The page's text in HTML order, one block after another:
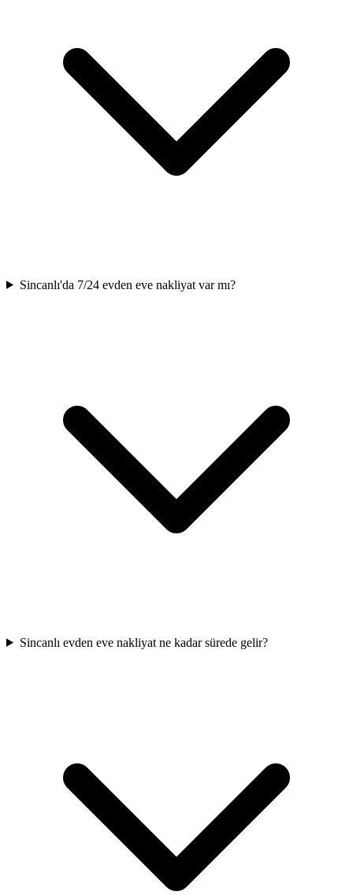
Sincanlı'da 7/24 evden eve nakliyat var mı?
Sincanlı evden eve nakliyat ne kadar sürede gelir?